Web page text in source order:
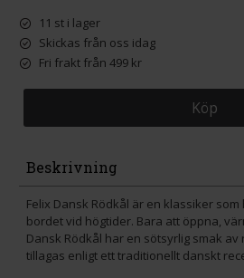
11 st i lager
Skickas från oss idag
Fri frakt från 499 kr
Köp
Beskrivning
Felix Dansk Rödkål är en klassiker
bordet vid högtider. Bara att öppna,
Dansk Rödkål har en sötsyrlig smak
tillagas enligt ett traditionellt danskt